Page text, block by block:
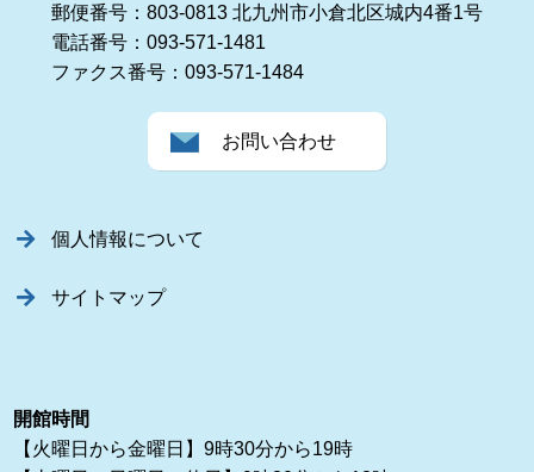
郵便番号：803-0813 北九州市小倉北区城内4番1号
電話番号：093-571-1481
ファクス番号：093-571-1484
お問い合わせ
個人情報について
サイトマップ
開館時間
【火曜日から金曜日】9時30分から19時